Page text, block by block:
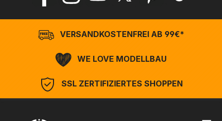
VERSANDKOSTENFREI AB 99€*
WE LOVE MODELLBAU
SSL ZERTIFIZIERTES SHOPPEN